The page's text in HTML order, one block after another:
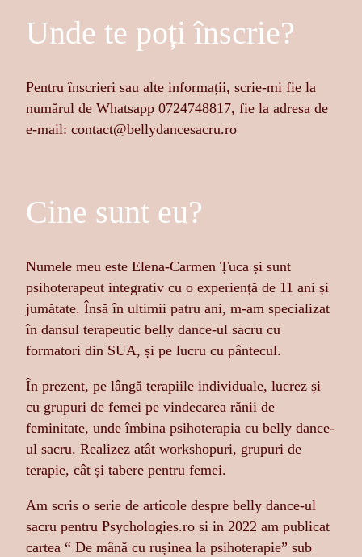
Unde te poți înscrie?
Pentru înscrieri sau alte informații, scrie-mi fie la
numărul de Whatsapp 0724748817, fie la adresa de
e-mail: contact@bellydancesacru.ro
Cine sunt eu?
Numele meu este Elena-Carmen Țuca și sunt
psihoterapeut integrativ cu o experiență de 11 ani și
jumătate. Însă în ultimii patru ani, m-am specializat
în dansul terapeutic belly dance-ul sacru cu
formatori din SUA, și pe lucru cu pântecul.
În prezent, pe lângă terapiile individuale, lucrez și
cu grupuri de femei pe vindecarea rănii de
feminitate, unde îmbina psihoterapia cu belly dance-
ul sacru. Realizez atât workshopuri, grupuri de
terapie, cât și tabere pentru femei.
Am scris o serie de articole despre belly dance-ul
sacru pentru Psychologies.ro si in 2022 am publicat
cartea “ De mână cu rușinea la psihoterapie” sub